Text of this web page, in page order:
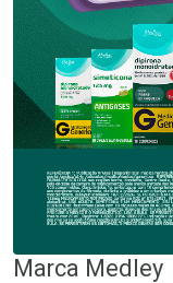
Marca Medley